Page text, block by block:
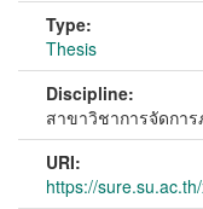
Type:
Thesis
Discipline:
สาขาวิชาการจัดกา
URI:
https://